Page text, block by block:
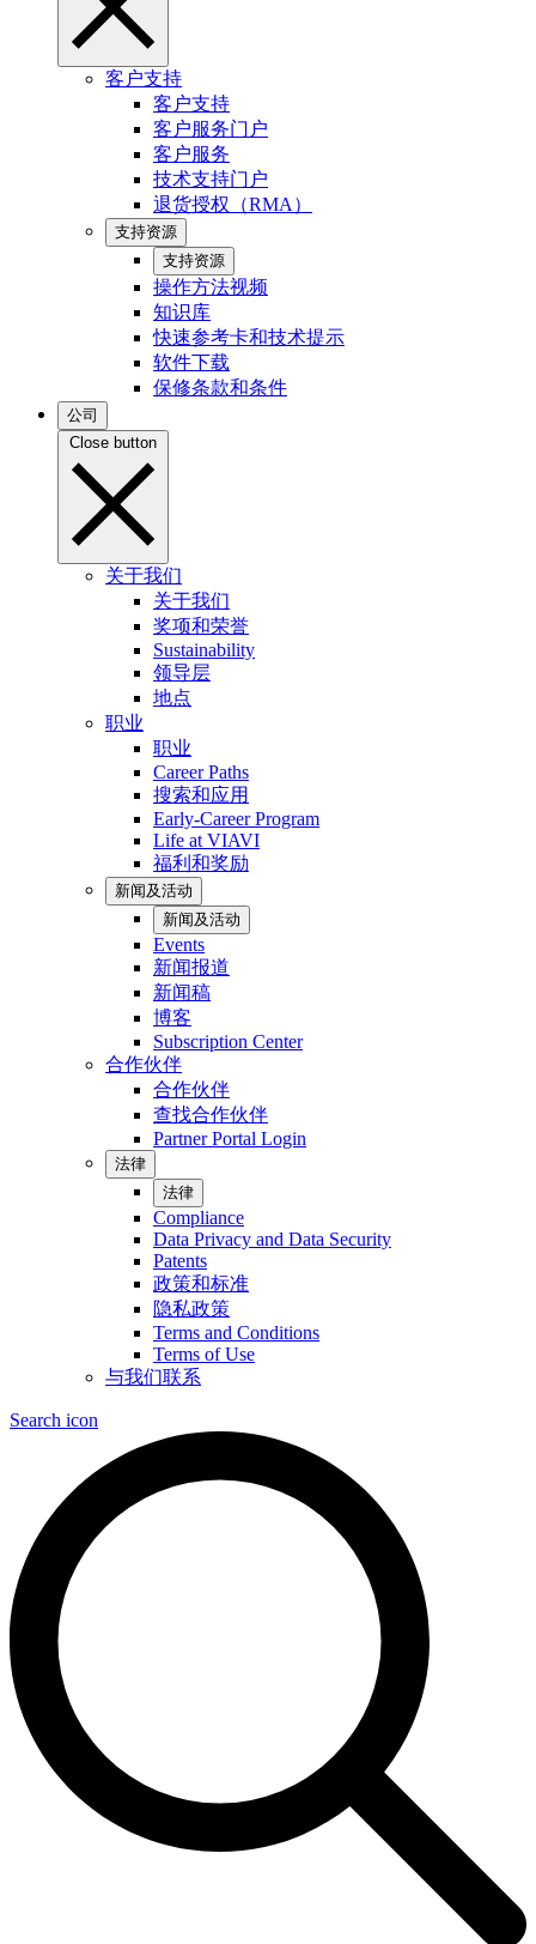
客户支持
客户支持
客户服务门户
客户服务
技术支持门户
退货授权（RMA）
支持资源
支持资源
操作方法视频
知识库
快速参考卡和技术提示
软件下载
保修条款和条件
公司
Close button
关于我们
关于我们
奖项和荣誉
Sustainability
领导层
地点
职业
职业
Career Paths
搜索和应用
Early-Career Program
Life at VIAVI
福利和奖励
新闻及活动
新闻及活动
Events
新闻报道
新闻稿
博客
Subscription Center
合作伙伴
合作伙伴
查找合作伙伴
Partner Portal Login
法律
法律
Compliance
Data Privacy and Data Security
Patents
政策和标准
隐私政策
Terms and Conditions
Terms of Use
与我们联系
Search icon